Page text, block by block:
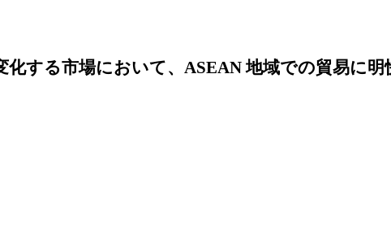
する市場において、ASEAN 地域での貿易に